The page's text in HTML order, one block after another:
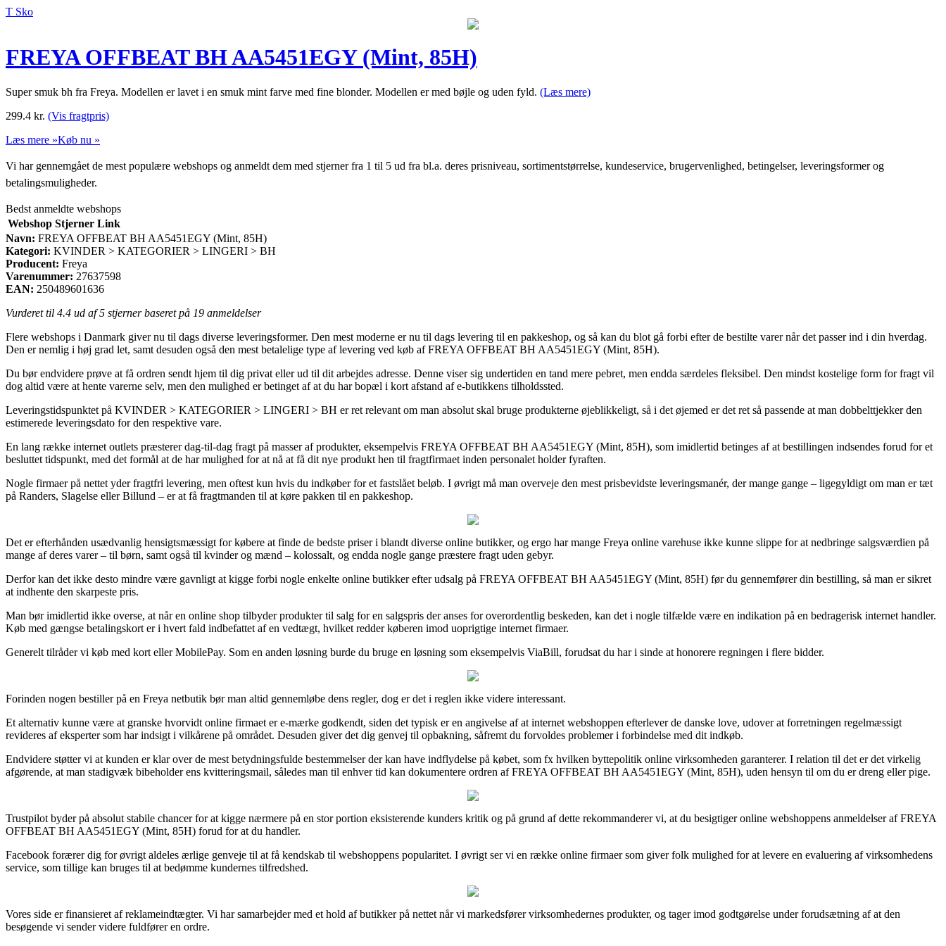
T Sko
FREYA OFFBEAT BH AA5451EGY (Mint, 85H)
Super smuk bh fra Freya. Modellen er lavet i en smuk mint farve med fine blonder. Modellen er med bøjle og uden fyld. (Læs mere)
299.4 kr. (Vis fragtpris)
Læs mere »Køb nu »
Vi har gennemgået de mest populære webshops og anmeldt dem med stjerner fra 1 til 5 ud fra bl.a. deres prisniveau, sortimentstørrelse, kundeservice, brugervenlighed, betingelser, leveringsformer og
betalingsmuligheder.
Bedst anmeldte webshops
Webshop Stjerner Link
Navn: FREYA OFFBEAT BH AA5451EGY (Mint, 85H)
Kategori: KVINDER > KATEGORIER > LINGERI > BH
Producent: Freya
Varenummer: 27637598
EAN: 250489601636
Vurderet til 4.4 ud af 5 stjerner baseret på 19 anmeldelser
Flere webshops i Danmark giver nu til dags diverse leveringsformer. Den mest moderne er nu til dags levering til en pakkeshop, og så kan du blot gå forbi efter de bestilte varer når det passer ind i din hverdag.
Den er nemlig i høj grad let, samt desuden også den mest betalelige type af levering ved køb af FREYA OFFBEAT BH AA5451EGY (Mint, 85H).
Du bør endvidere prøve at få ordren sendt hjem til dig privat eller ud til dit arbejdes adresse. Denne viser sig undertiden en tand mere pebret, men endda særdeles fleksibel. Den mindst kostelige form for fragt vil
dog altid være at hente varerne selv, men den mulighed er betinget af at du har bopæl i kort afstand af e-butikkens tilholdssted.
Leveringstidspunktet på KVINDER > KATEGORIER > LINGERI > BH er ret relevant om man absolut skal bruge produkterne øjeblikkeligt, så i det øjemed er det ret så passende at man dobbelttjekker den
estimerede leveringsdato for den respektive vare.
En lang række internet outlets præsterer dag-til-dag fragt på masser af produkter, eksempelvis FREYA OFFBEAT BH AA5451EGY (Mint, 85H), som imidlertid betinges af at bestillingen indsendes forud for et
besluttet tidspunkt, med det formål at de har mulighed for at nå at få dit nye produkt hen til fragtfirmaet inden personalet holder fyraften.
Nogle firmaer på nettet yder fragtfri levering, men oftest kun hvis du indkøber for et fastslået beløb. I øvrigt må man overveje den mest prisbevidste leveringsmanér, der mange gange – ligegyldigt om man er tæt
på Randers, Slagelse eller Billund – er at få fragtmanden til at køre pakken til en pakkeshop.
Det er efterhånden usædvanlig hensigtsmæssigt for købere at finde de bedste priser i blandt diverse online butikker, og ergo har mange Freya online varehuse ikke kunne slippe for at nedbringe salgsværdien på
mange af deres varer – til børn, samt også til kvinder og mænd – kolossalt, og endda nogle gange præstere fragt uden gebyr.
Derfor kan det ikke desto mindre være gavnligt at kigge forbi nogle enkelte online butikker efter udsalg på FREYA OFFBEAT BH AA5451EGY (Mint, 85H) før du gennemfører din bestilling, så man er sikret
at indhente den skarpeste pris.
Man bør imidlertid ikke overse, at når en online shop tilbyder produkter til salg for en salgspris der anses for overordentlig beskeden, kan det i nogle tilfælde være en indikation på en bedragerisk internet handler.
Køb med gængse betalingskort er i hvert fald indbefattet af en vedtægt, hvilket redder køberen imod uoprigtige internet firmaer.
Generelt tilråder vi køb med kort eller MobilePay. Som en anden løsning burde du bruge en løsning som eksempelvis ViaBill, forudsat du har i sinde at honorere regningen i flere bidder.
Forinden nogen bestiller på en Freya netbutik bør man altid gennemløbe dens regler, dog er det i reglen ikke videre interessant.
Et alternativ kunne være at granske hvorvidt online firmaet er e-mærke godkendt, siden det typisk er en angivelse af at internet webshoppen efterlever de danske love, udover at forretningen regelmæssigt
revideres af eksperter som har indsigt i vilkårene på området. Desuden giver det dig genvej til opbakning, såfremt du forvoldes problemer i forbindelse med dit indkøb.
Endvidere støtter vi at kunden er klar over de mest betydningsfulde bestemmelser der kan have indflydelse på købet, som fx hvilken byttepolitik online virksomheden garanterer. I relation til det er det virkelig
afgørende, at man stadigvæk bibeholder ens kvitteringsmail, således man til enhver tid kan dokumentere ordren af FREYA OFFBEAT BH AA5451EGY (Mint, 85H), uden hensyn til om du er dreng eller pige.
Trustpilot byder på absolut stabile chancer for at kigge nærmere på en stor portion eksisterende kunders kritik og på grund af dette rekommanderer vi, at du besigtiger online webshoppens anmeldelser af FREYA
OFFBEAT BH AA5451EGY (Mint, 85H) forud for at du handler.
Facebook forærer dig for øvrigt aldeles ærlige genveje til at få kendskab til webshoppens popularitet. I øvrigt ser vi en række online firmaer som giver folk mulighed for at levere en evaluering af virksomhedens
service, som tillige kan bruges til at bedømme kundernes tilfredshed.
Vores side er finansieret af reklameindtægter. Vi har samarbejder med et hold af butikker på nettet når vi markedsfører virksomhedernes produkter, og tager imod godtgørelse under forudsætning af at den
besøgende vi sender videre fuldfører en ordre.